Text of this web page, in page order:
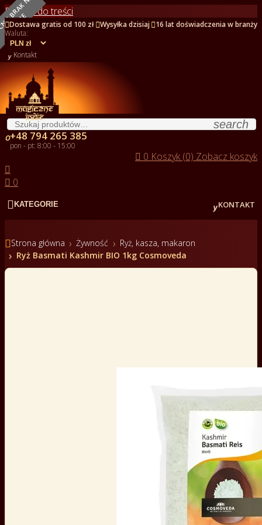
Przejdź do treści
Dostawa gratis od 100 zł Wysyłka dzisiaj 16 lat doświadczenia w branży
Waluta:
 Kontakt
search
+48 794 265 385
pon - pt: 8:00 - 15:00
 0 Koszyk (0) Zobacz koszyk

 0
 KATEGORIE KONTAKT
Strona główna Żywność
Ryż, kasza, makaron
Ryż Basmati Kashmir BIO 1kg Cosmoveda
E